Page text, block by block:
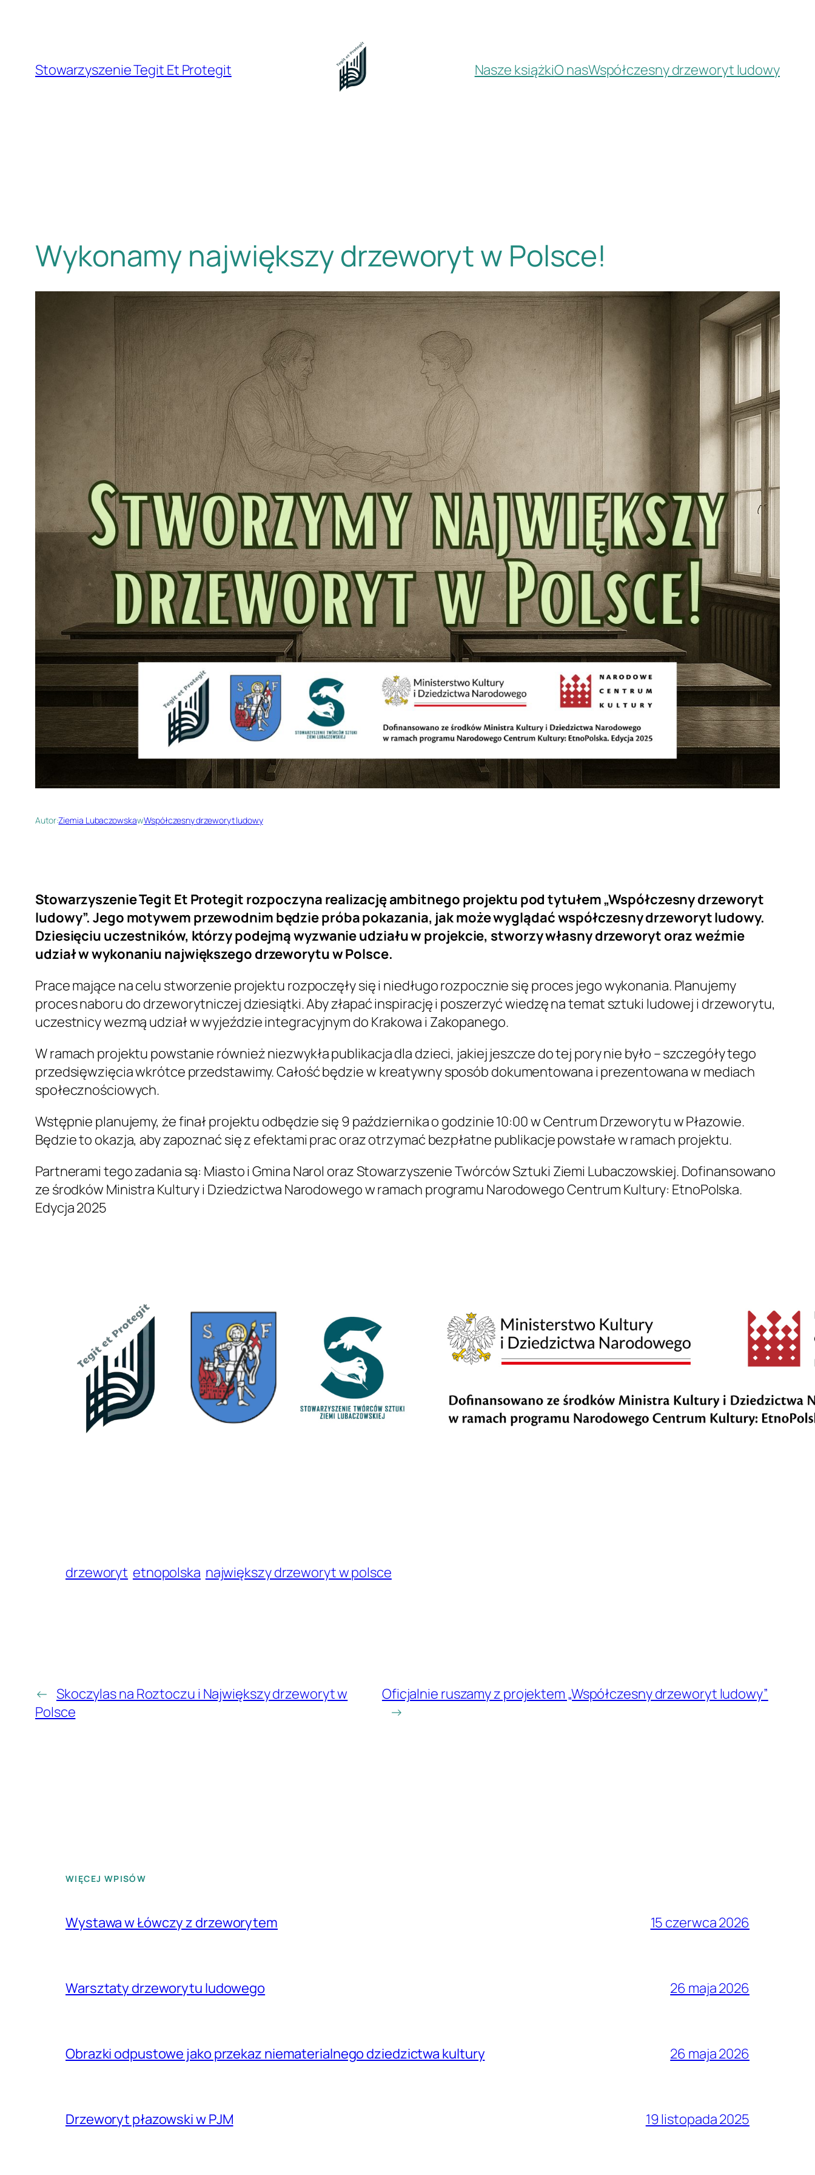
Stowarzyszenie Tegit Et Protegit
Nasze książkiO nasWspółczesny drzeworyt ludowy
Wykonamy największy drzeworyt w Polsce!
Autor:Ziemia LubaczowskawWspółczesny drzeworyt ludowy
Stowarzyszenie Tegit Et Protegit rozpoczyna realizację ambitnego projektu pod tytułem „Współczesny drzeworyt
ludowy”. Jego motywem przewodnim będzie próba pokazania, jak może wyglądać współczesny drzeworyt ludowy.
Dziesięciu uczestników, którzy podejmą wyzwanie udziału w projekcie, stworzy własny drzeworyt oraz weźmie
udział w wykonaniu największego drzeworytu w Polsce.
Prace mające na celu stworzenie projektu rozpoczęły się i niedługo rozpocznie się proces jego wykonania. Planujemy
proces naboru do drzeworytniczej dziesiątki. Aby złapać inspirację i poszerzyć wiedzę na temat sztuki ludowej i drzeworytu,
uczestnicy wezmą udział w wyjeździe integracyjnym do Krakowa i Zakopanego.
W ramach projektu powstanie również niezwykła publikacja dla dzieci, jakiej jeszcze do tej pory nie było – szczegóły tego
przedsięwzięcia wkrótce przedstawimy. Całość będzie w kreatywny sposób dokumentowana i prezentowana w mediach
społecznościowych.
Wstępnie planujemy, że finał projektu odbędzie się 9 października o godzinie 10:00 w Centrum Drzeworytu w Płazowie.
Będzie to okazja, aby zapoznać się z efektami prac oraz otrzymać bezpłatne publikacje powstałe w ramach projektu.
Partnerami tego zadania są: Miasto i Gmina Narol oraz Stowarzyszenie Twórców Sztuki Ziemi Lubaczowskiej. Dofinansowano
ze środków Ministra Kultury i Dziedzictwa Narodowego w ramach programu Narodowego Centrum Kultury: EtnoPolska.
Edycja 2025
drzeworyt etnopolska największy drzeworyt w polsce
← Skoczylas na Roztoczu i Największy drzeworyt w
Polsce
Oficjalnie ruszamy z projektem „Współczesny drzeworyt ludowy”
→
WIĘCEJ WPISÓW
Wystawa w Łówczy z drzeworytem 15 czerwca 2026
Warsztaty drzeworytu ludowego 26 maja 2026
Obrazki odpustowe jako przekaz niematerialnego dziedzictwa kultury 26 maja 2026
Drzeworyt płazowski w PJM 19 listopada 2025